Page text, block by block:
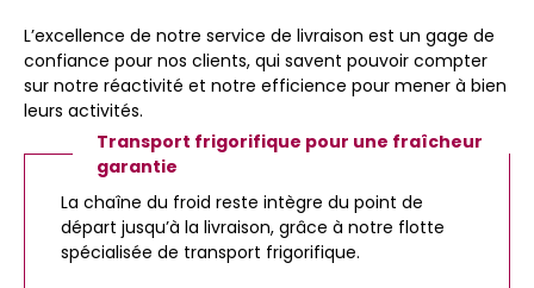
L’excellence de notre service de livraison est un gage de
confiance pour nos clients, qui savent pouvoir compter
sur notre réactivité et notre efficience pour mener à bien
leurs activités.
Transport frigorifique pour une fraîcheur
garantie
La chaîne du froid reste intègre du point de
départ jusqu’à la livraison, grâce à notre flotte
spécialisée de transport frigorifique.